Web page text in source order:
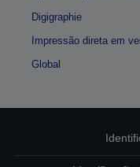
Digigraphie
Impressão direta em
Global